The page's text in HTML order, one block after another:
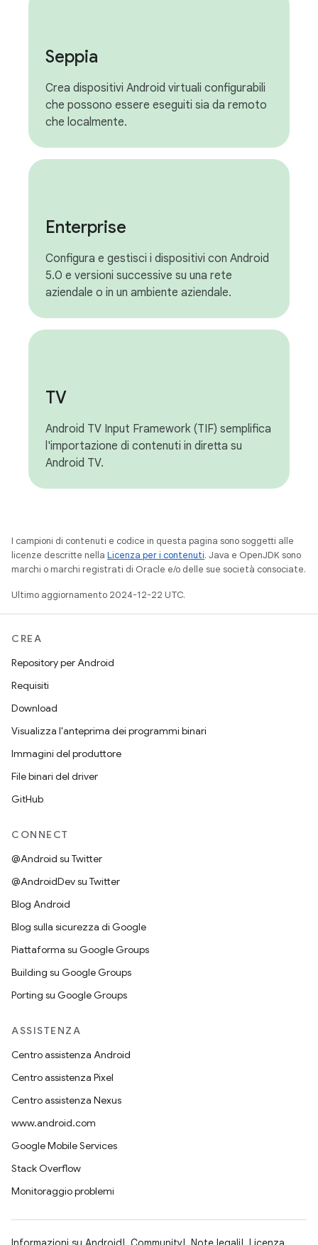
Seppia
Crea dispositivi Android virtuali configurabili
che possono essere eseguiti sia da remoto
che localmente.
Enterprise
Configura e gestisci i dispositivi con Android
5.0 e versioni successive su una rete
aziendale o in un ambiente aziendale.
TV
Android TV Input Framework (TIF) semplifica
l'importazione di contenuti in diretta su
Android TV.
I campioni di contenuti e codice in questa pagina sono soggetti alle
licenze descritte nella Licenza per i contenuti. Java e OpenJDK sono
marchi o marchi registrati di Oracle e/o delle sue società consociate.
Ultimo aggiornamento 2024-12-22 UTC.
CREA
Repository per Android
Requisiti
Download
Visualizza l'anteprima dei programmi binari
Immagini del produttore
File binari del driver
GitHub
CONNECT
@Android su Twitter
@AndroidDev su Twitter
Blog Android
Blog sulla sicurezza di Google
Piattaforma su Google Groups
Building su Google Groups
Porting su Google Groups
ASSISTENZA
Centro assistenza Android
Centro assistenza Pixel
Centro assistenza Nexus
www.android.com
Google Mobile Services
Stack Overflow
Monitoraggio problemi